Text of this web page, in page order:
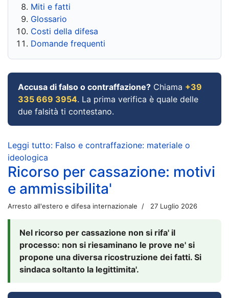
Miti e fatti
Glossario
Costi della difesa
Domande frequenti
Accusa di falso o contraffazione? Chiama +39
335 669 3954. La prima verifica è quale delle
due falsità ti contestano.
Leggi tutto: Falso e contraffazione: materiale o
ideologica
Ricorso per cassazione: motivi
e ammissibilita'
Arresto all'estero e difesa internazionale 27 Luglio 2026
Nel ricorso per cassazione non si rifa' il
processo: non si riesaminano le prove ne' si
propone una diversa ricostruzione dei fatti. Si
sindaca soltanto la legittimita'.